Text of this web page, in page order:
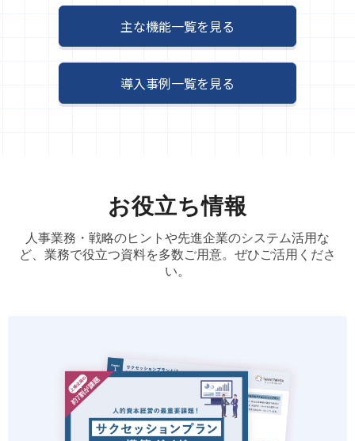
主な機能一覧を見る
導入事例一覧を見る
お役立ち情報
人事業務・戦略のヒントや先進企業のシステム活用な
ど、業務で役立つ資料を多数ご用意。ぜひご活用くださ
い。